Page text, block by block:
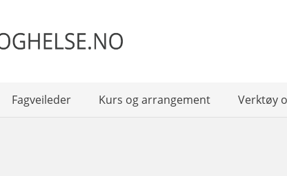
Fagveileder Kurs og arrangement Verktøy